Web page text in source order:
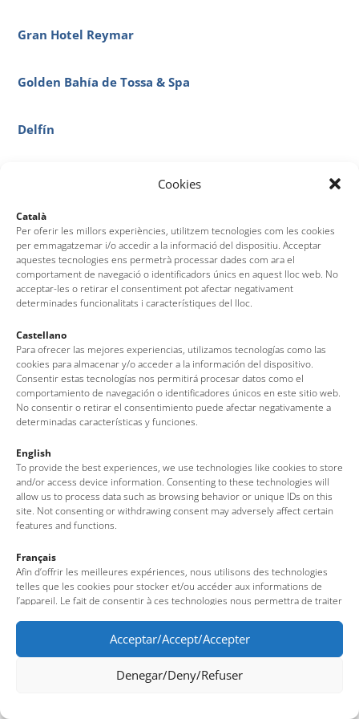
Cookies
Català
Per oferir les millors experiències, utilitzem tecnologies com les cookies
per emmagatzemar i/o accedir a la informació del dispositiu. Acceptar
aquestes tecnologies ens permetrà processar dades com ara el
comportament de navegació o identificadors únics en aquest lloc web. No
acceptar-les o retirar el consentiment pot afectar negativament
determinades funcionalitats i característiques del lloc.
Castellano
Para ofrecer las mejores experiencias, utilizamos tecnologías como las
cookies para almacenar y/o acceder a la información del dispositivo.
Consentir estas tecnologías nos permitirá procesar datos como el
comportamiento de navegación o identificadores únicos en este sitio web.
No consentir o retirar el consentimiento puede afectar negativamente a
determinadas características y funciones.
English
To provide the best experiences, we use technologies like cookies to store
and/or access device information. Consenting to these technologies will
allow us to process data such as browsing behavior or unique IDs on this
site. Not consenting or withdrawing consent may adversely affect certain
features and functions.
Français
Afin d’offrir les meilleures expériences, nous utilisons des technologies
telles que les cookies pour stocker et/ou accéder aux informations de
l’appareil. Le fait de consentir à ces technologies nous permettra de traiter
uniques sur ce site. Le fait de ne pas consentir ou de retirer son
consentement peut avoir un effet négatif sur certaines fonctionnalités et
caractéristiques du site.
Acceptar/Accept/Accepter
Denegar/Deny/Refuser
Gran Hotel Reymar
Golden Bahía de Tossa & Spa
Delfín